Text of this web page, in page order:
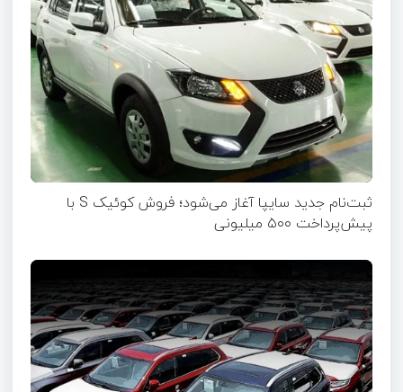
ثبت‌نام جدید سایپا آغاز می‌شود؛ فروش کوئیک S با
پیش‌پرداخت ۵۰۰ میلیونی